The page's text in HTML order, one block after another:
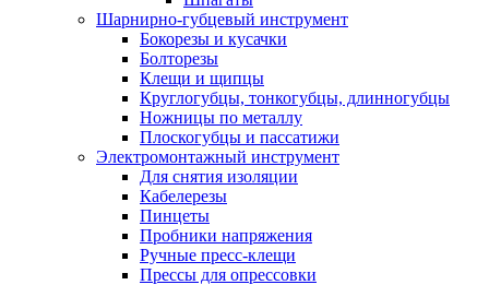
Шарнирно-губцевый инструмент
Бокорезы и кусачки
Болторезы
Клещи и щипцы
Круглогубцы, тонкогубцы, длинногубцы
Ножницы по металлу
Плоскогубцы и пассатижи
Электромонтажный инструмент
Для снятия изоляции
Кабелерезы
Пинцеты
Пробники напряжения
Ручные пресс-клещи
Прессы для опрессовки